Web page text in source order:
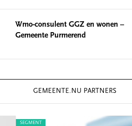
Wmo-consulent GGZ en wonen –
Gemeente Purmerend
GEMEENTE.NU PARTNERS
SEGMENT